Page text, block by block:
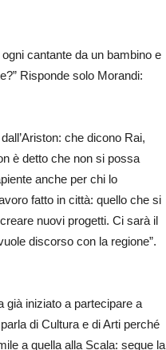
cantante da un bambino e
Risponde solo Morandi:
che dicono Rai,
è detto che non si possa
anche per chi lo
fatto in città: quello che si
nuovi progetti. Ci sarà il
discorso con la regione”.
già iniziato a partecipare a
di Cultura e di Arti perché
a quella alla Scala: segue la